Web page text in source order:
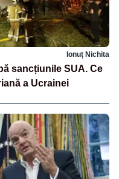
Ionuț Nichita
sancțiunile SUA. Ce
a Ucrainei